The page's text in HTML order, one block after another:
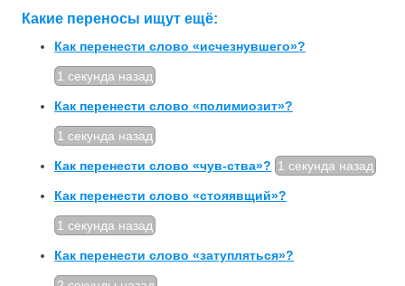
Какие переносы ищут ещё:
Как перенести слово «исчезнувшего»?
1 секунда назад
Как перенести слово «полимиозит»?
1 секунда назад
Как перенести слово «чув-ства»? 1 секунда назад
Как перенести слово «стояявщий»?
1 секунда назад
Как перенести слово «затупляться»?